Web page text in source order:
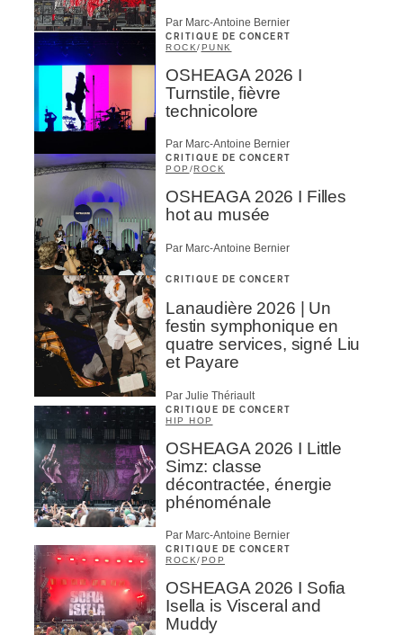
Par Marc-Antoine Bernier
CRITIQUE DE CONCERT
ROCK/PUNK
OSHEAGA 2026 I
Turnstile, fièvre
technicolore
Par Marc-Antoine Bernier
CRITIQUE DE CONCERT
POP /ROCK
OSHEAGA 2026 I Filles
hot au musée
Par Marc-Antoine Bernier
CRITIQUE DE CONCERT
Lanaudière 2026 | Un
festin symphonique en
quatre services, signé Liu
et Payare
Par Julie Thériault
CRITIQUE DE CONCERT
HIP HOP
OSHEAGA 2026 I Little
Simz: classe
décontractée, énergie
phénoménale
Par Marc-Antoine Bernier
CRITIQUE DE CONCERT
ROCK/POP
OSHEAGA 2026 I Sofia
Isella is Visceral and
Muddy